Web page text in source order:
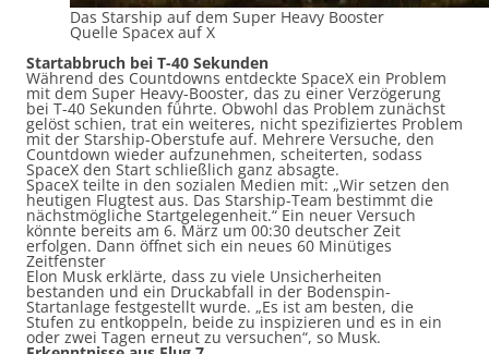
Das Starship auf dem Super Heavy Booster
Quelle Spacex auf X
Startabbruch bei T-40 Sekunden
Während des Countdowns entdeckte SpaceX ein Problem
mit dem Super Heavy-Booster, das zu einer Verzögerung
bei T-40 Sekunden führte. Obwohl das Problem zunächst
gelöst schien, trat ein weiteres, nicht spezifiziertes Problem
mit der Starship-Oberstufe auf. Mehrere Versuche, den
Countdown wieder aufzunehmen, scheiterten, sodass
SpaceX den Start schließlich ganz absagte.
SpaceX teilte in den sozialen Medien mit: „Wir setzen den
heutigen Flugtest aus. Das Starship-Team bestimmt die
nächstmögliche Startgelegenheit.“ Ein neuer Versuch
könnte bereits am 6. März um 00:30 deutscher Zeit
erfolgen. Dann öffnet sich ein neues 60 Minütiges
Zeitfenster
Elon Musk erklärte, dass zu viele Unsicherheiten
bestanden und ein Druckabfall in der Bodenspin-
Startanlage festgestellt wurde. „Es ist am besten, die
Stufen zu entkoppeln, beide zu inspizieren und es in ein
oder zwei Tagen erneut zu versuchen“, so Musk.